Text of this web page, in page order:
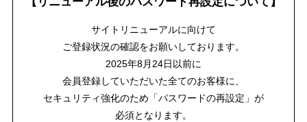
サイトリニューアルに向けて
ご登録状況の確認をお願いしております。
2025年8月24日以前に
会員登録していただいた全てのお客様に、
セキュリティ強化のため「パスワードの再設定」が
必須となります。